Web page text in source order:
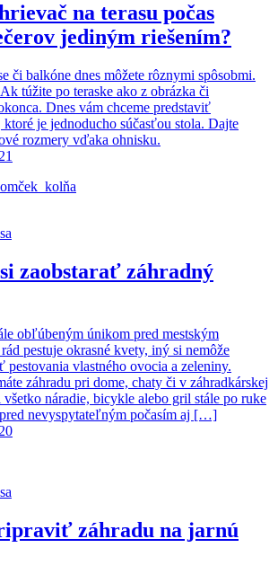
na terasu počas
jediným riešením?
či balkóne dnes môžete rôznymi spôsobmi.
túžite po teraske ako z obrázka či
Dnes vám chceme predstaviť
je jednoducho súčasťou stola. Dajte
rozmery vďaka ohnisku.
zaobstarať záhradný
obľúbeným únikom pred mestským
pestuje okrasné kvety, iný si nemôže
vlastného ovocia a zeleniny.
záhradu pri dome, chaty či v záhradkárskej
náradie, bicykle alebo gril stále po ruke
nevyspytateľným počasím aj […]
záhradu na jarnú